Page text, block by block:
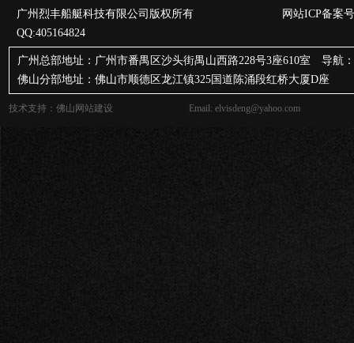
广州烈丰船艇科技有限公司版权所有 网站ICP备案号
QQ:405164824
广州总部地址：广州市番禺区沙头街禺山西路228号3座610室 导航
佛山分部地址：佛山市顺德区龙江镇325国道陈涌段红桥大厦D座
技术支持： 佛山网站建设 Email: elvisdeng@yahoo.com